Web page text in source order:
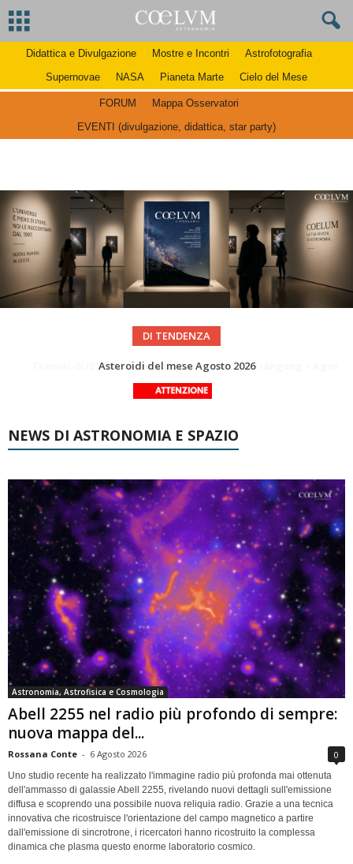
Didattica e Divulgazione Mostre e Incontri
Astrofotografia
Supernovae
NASA Pianeta Marte Cielo del Mese
FORUM
Mappa Osservatori
EVENTI (divulgazione, didattica, star party)
DI TENDENZA
La Luna del Mese – Agosto 2026
NEWS DI ASTRONOMIA E SPAZIO
Astronomia, Astrofisica e Cosmologia
Abell 2255 nel radio più profondo di sempre:
nuova mappa del...
Rossana Conte - 6 Agosto 2026 0
Uno studio recente ha realizzato l'immagine radio più profonda mai ottenuta
dell'ammasso di galassie Abell 2255, rivelando nuovi dettagli sull'emissione
diffusa e scoprendo una possibile nuova reliquia radio. Grazie a una tecnica
innovativa che ricostruisce l'orientazione del campo magnetico a partire
dall'emissione di sincrotrone, i ricercatori hanno ricostruito la complessa
dinamica che plasma questo enorme laboratorio cosmico.